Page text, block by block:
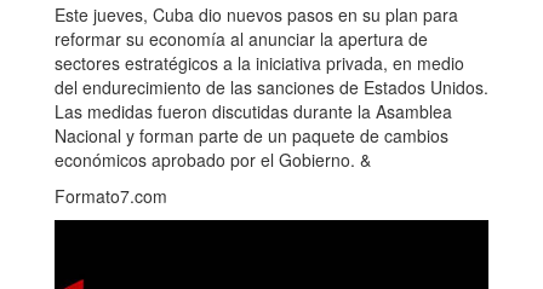
Este jueves, Cuba dio nuevos pasos en su plan para
reformar su economía al anunciar la apertura de
sectores estratégicos a la iniciativa privada, en medio
del endurecimiento de las sanciones de Estados Unidos.
Las medidas fueron discutidas durante la Asamblea
Nacional y forman parte de un paquete de cambios
económicos aprobado por el Gobierno. &
Formato7.com